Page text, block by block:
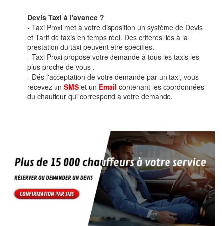
Devis Taxi à l'avance ?
- Taxi Proxi met à votre disposition un système de Devis
et Tarif de taxis en temps réel. Des critères liés à la
prestation du taxi peuvent être spécifiés.
- Taxi Proxi propose votre demande à tous les taxis les
plus proche de vous .
- Dés l'acceptation de votre demande par un taxi, vous
recevez un SMS et un Email contenant les coordonnées
du chauffeur qui correspond à votre demande.